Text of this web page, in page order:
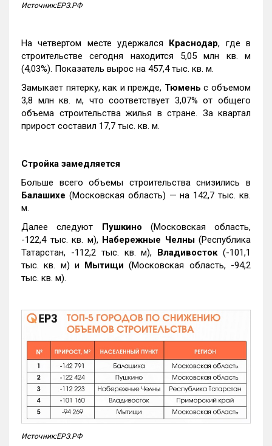
Источник:ЕРЗ.РФ
На четвертом месте удержался Краснодар, где в
строительстве сегодня находится 5,05 млн кв. м
(4,03%). Показатель вырос на 457,4 тыс. кв. м.
Замыкает пятерку, как и прежде, Тюмень с объемом
3,8 млн кв. м, что соответствует 3,07% от общего
объема строительства жилья в стране. За квартал
прирост составил 17,7 тыс. кв. м.
Стройка замедляется
Больше всего объемы строительства снизились в
Балашихе (Московская область) — на 142,7 тыс. кв.
м.
Далее следуют Пушкино (Московская область,
-122,4 тыс. кв. м), Набережные Челны(Республика
Татарстан, -112,2 тыс. кв. м), Владивосток(-101,1
тыс. кв. м) и Мытищи (Московская область, -94,2
тыс. кв. м).
Источник:ЕРЗ.РФ